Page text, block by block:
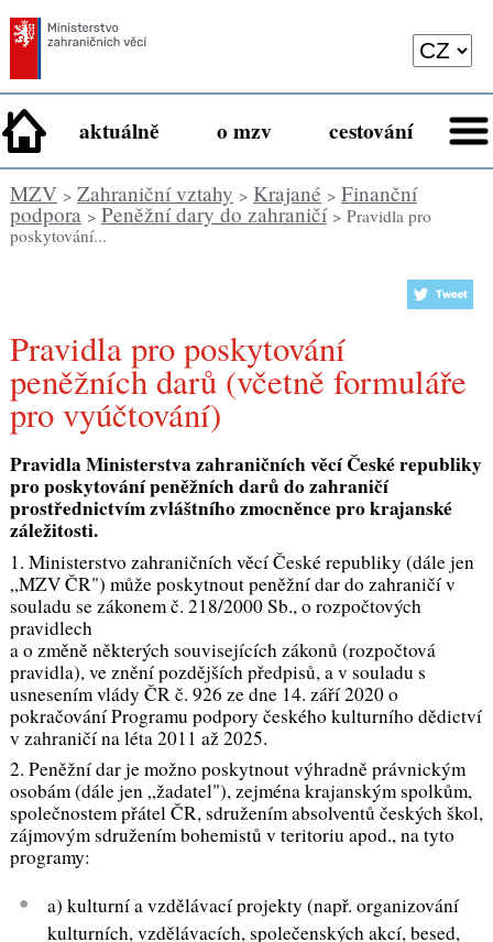
aktuálně o mzv cestování
MZV> Zahraniční vztahy > Krajané > Finanční
podpora> Peněžní dary do zahraničí> Pravidla pro
poskytování...
Pravidla pro poskytování
peněžních darů (včetně formuláře
pro vyúčtování)
Pravidla Ministerstva zahraničních věcí České republiky
pro poskytování peněžních darů do zahraničí
prostřednictvím zvláštního zmocněnce pro krajanské
záležitosti.
1. Ministerstvo zahraničních věcí České republiky (dále jen
„MZV ČR") může poskytnout peněžní dar do zahraničí v
souladu se zákonem č. 218/2000 Sb., o rozpočtových
pravidlech
a o změně některých souvisejících zákonů (rozpočtová
pravidla), ve znění pozdějších předpisů, a v souladu s
usnesením vlády ČR č. 926 ze dne 14. září 2020 o
pokračování Programu podpory českého kulturního dědictví
v zahraničí na léta 2011 až 2025.
2. Peněžní dar je možno poskytnout výhradně právnickým
osobám (dále jen „žadatel"), zejména krajanským spolkům,
společnostem přátel ČR, sdružením absolventů českých škol,
zájmovým sdružením bohemistů v teritoriu apod., na tyto
programy:
a) kulturní a vzdělávací projekty (např. organizování
kulturních, vzdělávacích, společenských akcí, besed,